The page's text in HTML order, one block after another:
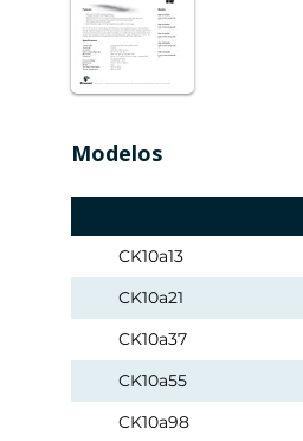
Modelos
CK10a13
CK10a21
CK10a37
CK10a55
CK10a98